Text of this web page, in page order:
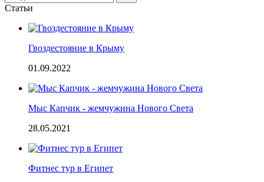
address
Статьи
Гвоздестояние в Крыму
01.09.2022
Мыс Капчик - жемчужина Нового Света
28.05.2021
Фитнес тур в Египет